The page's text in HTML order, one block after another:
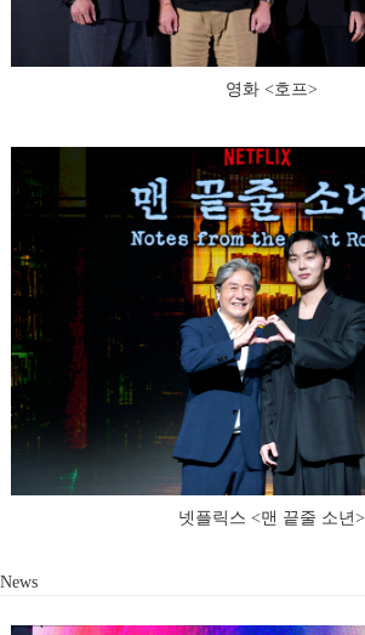
영화 <호프>
넷플릭스 <맨 끝줄 소년>
News